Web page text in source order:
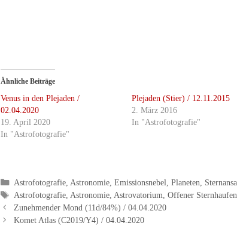
Ähnliche Beiträge
Venus in den Plejaden /
02.04.2020
19. April 2020
In "Astrofotografie"
Plejaden (Stier) / 12.11.2015
2. März 2016
In "Astrofotografie"
Kategorien
Astrofotografie, Astronomie, Emissionsnebel, Planeten,
Schlagwörter
Astrofotografie, Astronomie, Astrovatorium, Offener Sternhaufen
Zunehmender Mond (11d/84%) / 04.04.2020
Komet Atlas (C2019/Y4) / 04.04.2020